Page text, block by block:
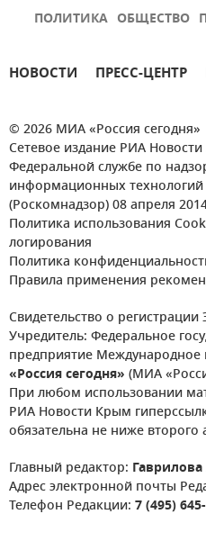
ПОЛИТИКА ОБЩЕСТВО
НОВОСТИ ПРЕСС-ЦЕНТР
© 2026 МИА «Россия сегодня»
Сетевое издание РИА
Федеральной службе по
информационных
(Роскомнадзор) 08 апреля
Политика использования
логирования
Политика
Правила применения
Свидетельство о
Учредитель: Федеральное
предприятие
«Россия сегодня» (МИА
При любом использовании
РИА Новости Крым
обязательна не ниже второго
Главный редактор: Гаврилова
Адрес электронной почты
Телефон Редакции: 7 (495)